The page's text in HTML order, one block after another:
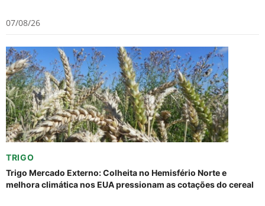
07/08/26
TRIGO
Trigo Mercado Externo: Colheita no Hemisfério Norte e
melhora climática nos EUA pressionam as cotações do cereal